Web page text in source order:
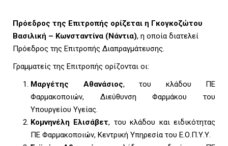
Πρόεδρος της Επιτροπής ορίζεται η Γκογκοζώτου
Βασιλική – Κωνσταντίνα (Νάντια), η οποία διατελεί
Πρόεδρος της Επιτροπής Διαπραγμάτευσης.
Γραμματείς της Επιτροπής ορίζονται οι:
Μαργέτης Αθανάσιος, του κλάδου ΠΕ
Φαρμακοποιών, Διεύθυνση Φαρμάκου του
Υπουργείου Υγείας.
Κομνηνέλη Ελισάβετ, του κλάδου και ειδικότητας
ΠΕ Φαρμακοποιών, Κεντρική Υπηρεσία του Ε.Ο.Π.Υ.Υ.